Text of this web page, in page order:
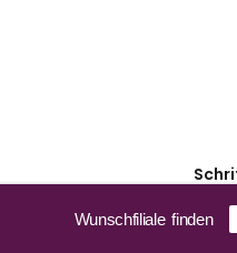
Wunschfiliale finden